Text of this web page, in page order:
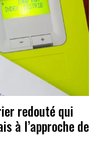
redouté qui
à l’approche de